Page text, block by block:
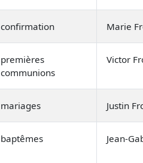
confirmation Marie
premières
communions
Victor
mariages Justin
baptêmes Jean-